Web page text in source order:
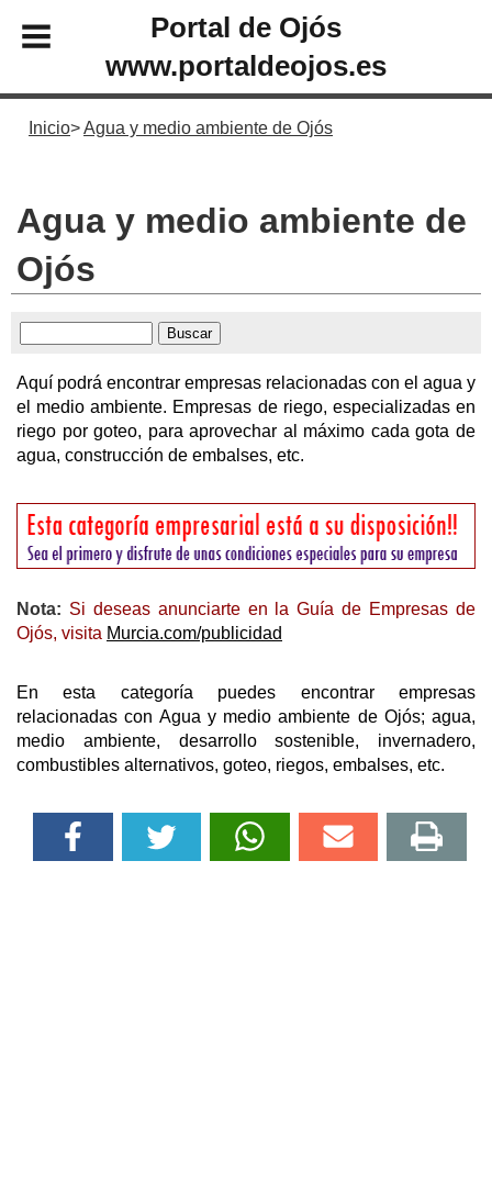
Portal de Ojós
www.portaldeojos.es
Inicio Agua y medio ambiente de Ojós
Agua y medio ambiente de
Ojós
Aquí podrá encontrar empresas relacionadas con el agua y
el medio ambiente. Empresas de riego, especializadas en
riego por goteo, para aprovechar al máximo cada gota de
agua, construcción de embalses, etc.
Nota: Si deseas anunciarte en la Guía de Empresas de
Ojós, visita Murcia.com/publicidad
En esta categoría puedes encontrar empresas
relacionadas con Agua y medio ambiente de Ojós; agua,
medio ambiente, desarrollo sostenible, invernadero,
combustibles alternativos, goteo, riegos, embalses, etc.